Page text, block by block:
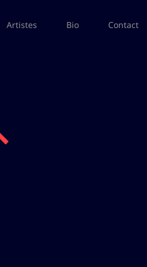
Artistes Bio Contact